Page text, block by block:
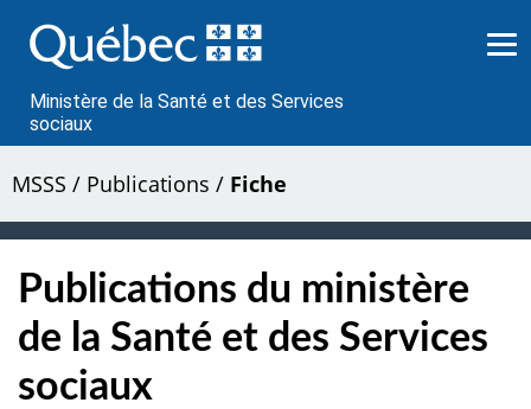
au
contenu
Ministère de la Santé et des Services
sociaux
MSSS / Publications / Fiche
Publications du ministère
de la Santé et des Services
sociaux